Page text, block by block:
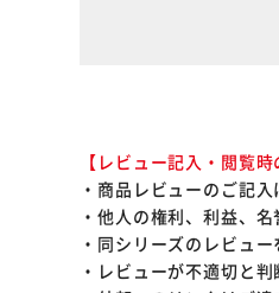
【レビュー記入・閲覧時
・商品レビューのご記
・他人の権利、利益、
・同シリーズのレビュ
・レビューが不適切と